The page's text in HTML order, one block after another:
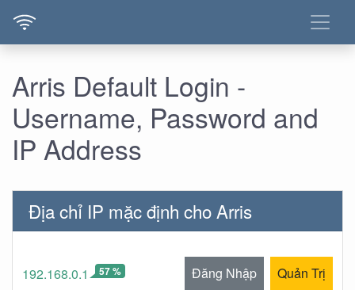
Arris Default Login -
Username, Password and
IP Address
Địa chỉ IP mặc định cho Arris
192.168.0.1 57 % Đăng Nhập Quản Trị